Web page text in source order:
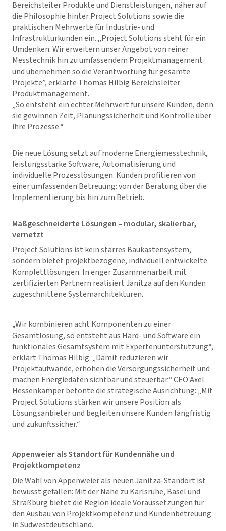
Bereichsleiter Produkte und Dienstleistungen, näher auf
die Philosophie hinter Project Solutions sowie die
praktischen Mehrwerte für Industrie- und
Infrastrukturkunden ein. „Project Solutions steht für ein
Umdenken: Wir erweitern unser Angebot von reiner
Messtechnik hin zu umfassendem Projektmanagement
und übernehmen so die Verantwortung für gesamte
Projekte”, erklärte Thomas Hilbig Bereichsleiter
Produktmanagement.
„So entsteht ein echter Mehrwert für unsere Kunden, denn
sie gewinnen Zeit, Planungssicherheit und Kontrolle über
ihre Prozesse.“
Die neue Lösung setzt auf moderne Energiemesstechnik,
leistungsstarke Software, Automatisierung und
individuelle Prozesslösungen. Kunden profitieren von
einer umfassenden Betreuung: von der Beratung über die
Implementierung bis hin zum Betrieb.
Maßgeschneiderte Lösungen – modular, skalierbar,
vernetzt
Project Solutions ist kein starres Baukastensystem,
sondern bietet projektbezogene, individuell entwickelte
Komplettlösungen. In enger Zusammenarbeit mit
zertifizierten Partnern realisiert Janitza auf den Kunden
zugeschnittene Systemarchitekturen.
„Wir kombinieren acht Komponenten zu einer
Gesamtlösung, so entsteht aus Hard- und Software ein
funktionales Gesamtsystem mit Expertenunterstützung“,
erklärt Thomas Hilbig. „Damit reduzieren wir
Projektaufwände, erhöhen die Versorgungssicherheit und
machen Energiedaten sichtbar und steuerbar.“ CEO Axel
Hessenkämper betonte die strategische Ausrichtung: „Mit
Project Solutions stärken wir unsere Position als
Lösungsanbieter und begleiten unsere Kunden langfristig
und zukunftssicher.“
Appenweier als Standort für Kundennähe und
Projektkompetenz
Die Wahl von Appenweier als neuen Janitza-Standort ist
bewusst gefallen: Mit der Nähe zu Karlsruhe, Basel und
Straßburg bietet die Region ideale Voraussetzungen für
den Ausbau von Projektkompetenz und Kundenbetreuung
in Südwestdeutschland.